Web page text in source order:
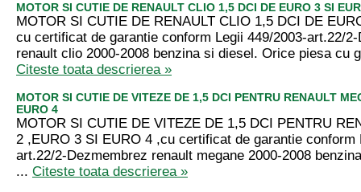
MOTOR SI CUTIE DE RENAULT CLIO 1,5 DCI DE EURO 3 SI
MOTOR SI CUTIE DE RENAULT CLIO 1,5 DCI DE
cu certificat de garantie conform Legii 449/2003-art.22/
renault clio 2000-2008 benzina si diesel. Orice piesa cu
Citeste toata descrierea »
MOTOR SI CUTIE DE VITEZE DE 1,5 DCI PENTRU RENAULT
EURO 4
MOTOR SI CUTIE DE VITEZE DE 1,5 DCI PENTRU
2 ,EURO 3 SI EURO 4 ,cu certificat de garantie conform
art.22/2-Dezmembrez renault megane 2000-2008
... Citeste toata descrierea »